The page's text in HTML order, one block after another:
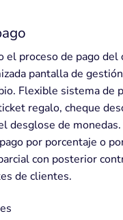
el proceso de pago del
pantalla de
Flexible sistema de
regalo, cheque
desglose de monedas.
por porcentaje o
con posterior
de clientes.